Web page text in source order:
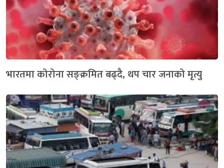
भारतमा कोरोना सङ्क्रमित बढ्दै, थप चार जनाको मृत्यु